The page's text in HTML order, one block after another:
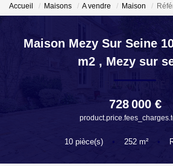
NORMANDIE/LA
PROPRIETES/
LOUER
Accueil Maisons A vendre Maison
Maison Mezy Sur Seine
m2 , Mezy sur
728 000 €
10 pièce(s) 252 m²